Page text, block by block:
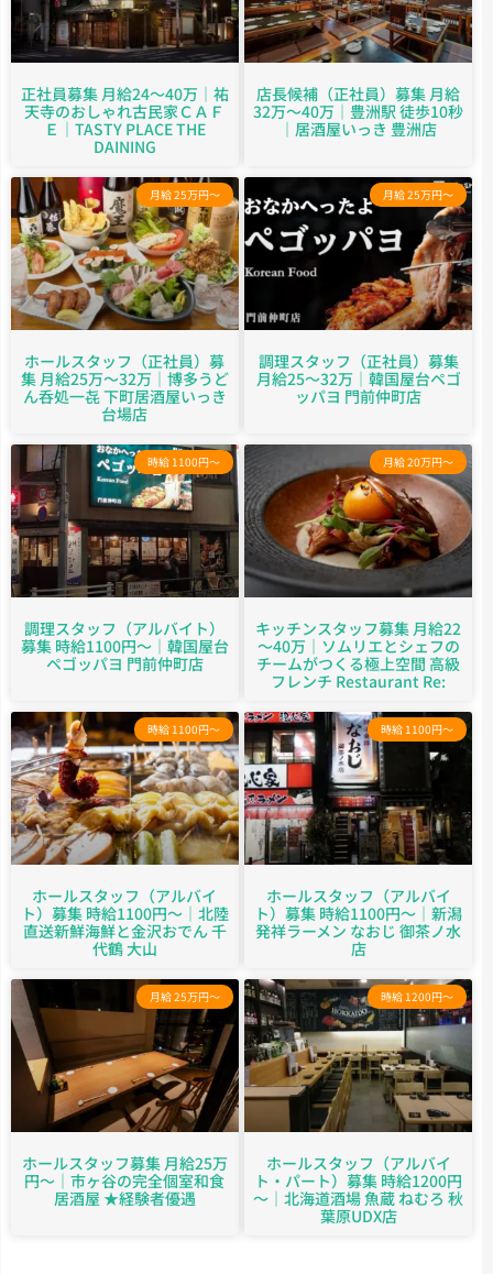
正社員募集 月給24～40万｜祐
天寺のおしゃれ古民家ＣＡＦ
Ｅ｜TASTY PLACE THE
DAINING
店長候補（正社員）募集 月給
32万～40万｜豊洲駅 徒歩10秒
｜居酒屋いっき 豊洲店
月給 25万円～
ホールスタッフ（正社員）募
集 月給25万～32万｜博多うど
ん呑処一㐂 下町居酒屋いっき
台場店
月給 25万円～
調理スタッフ（正社員）募集
月給25～32万｜韓国屋台ペゴ
ッパヨ 門前仲町店
時給 1100円～
調理スタッフ（アルバイト）
募集 時給1100円～｜韓国屋台
ペゴッパヨ 門前仲町店
月給 20万円～
キッチンスタッフ募集 月給22
～40万｜ソムリエとシェフの
チームがつくる極上空間 高級
フレンチ Restaurant Re:
時給 1100円～
ホールスタッフ（アルバイ
ト）募集 時給1100円～｜北陸
直送新鮮海鮮と金沢おでん 千
代鶴 大山
時給 1100円～
ホールスタッフ（アルバイ
ト）募集 時給1100円～｜新潟
発祥ラーメン なおじ 御茶ノ水
店
月給 25万円～
ホールスタッフ募集 月給25万
円〜｜市ヶ谷の完全個室和食
居酒屋 ★経験者優遇
時給 1200円～
ホールスタッフ（アルバイ
ト・パート）募集 時給1200円
～｜北海道酒場 魚蔵 ねむろ 秋
葉原UDX店